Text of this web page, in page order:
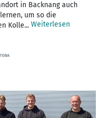
in Backnang auch
um so die
Kolle... Weiterlesen